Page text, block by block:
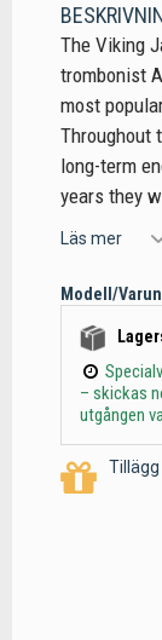
The Viking
trombonist
most
Throughout
long-term
years they
Läs mer
Modell/
– skickas
utgången